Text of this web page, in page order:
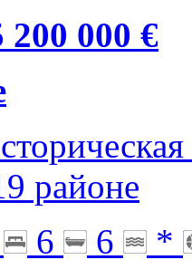
000 €
районе
6 6 *